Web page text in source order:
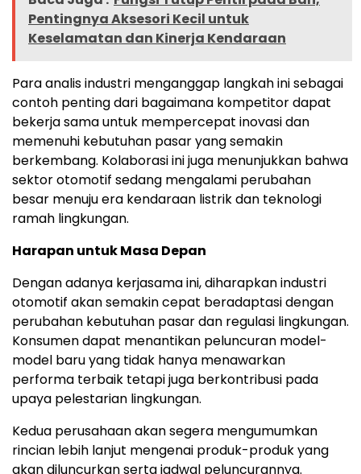
Pentingnya Aksesori Kecil untuk
Keselamatan dan Kinerja Kendaraan
Para analis industri menganggap langkah ini sebagai
contoh penting dari bagaimana kompetitor dapat
bekerja sama untuk mempercepat inovasi dan
memenuhi kebutuhan pasar yang semakin
berkembang. Kolaborasi ini juga menunjukkan bahwa
sektor otomotif sedang mengalami perubahan
besar menuju era kendaraan listrik dan teknologi
ramah lingkungan.
Harapan untuk Masa Depan
Dengan adanya kerjasama ini, diharapkan industri
otomotif akan semakin cepat beradaptasi dengan
perubahan kebutuhan pasar dan regulasi lingkungan.
Konsumen dapat menantikan peluncuran model-
model baru yang tidak hanya menawarkan
performa terbaik tetapi juga berkontribusi pada
upaya pelestarian lingkungan.
Kedua perusahaan akan segera mengumumkan
rincian lebih lanjut mengenai produk-produk yang
akan diluncurkan serta jadwal peluncurannya.